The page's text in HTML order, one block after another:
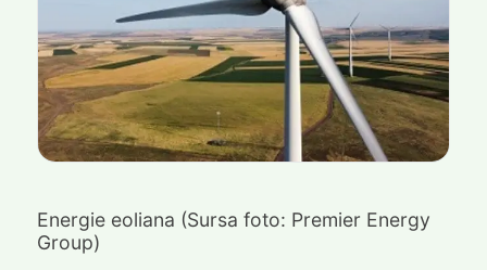
Energie eoliana (Sursa foto: Premier Energy
Group)